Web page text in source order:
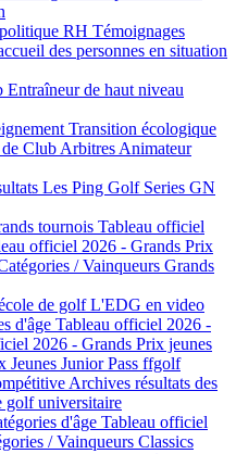
RH Témoignages
des personnes en situation
Entraîneur de haut niveau
Transition écologique
Club Arbitres Animateur
Les Ping Golf Series GN
tournois Tableau officiel
officiel 2026 - Grands Prix
/ Vainqueurs Grands
de golfL'EDG en video
d'âge Tableau officiel 2026 -
2026 - Grands Prix jeunes
Jeunes Junior Pass ffgolf
Archives résultats des
golf universitaire
d'âge Tableau officiel
/ Vainqueurs Classics